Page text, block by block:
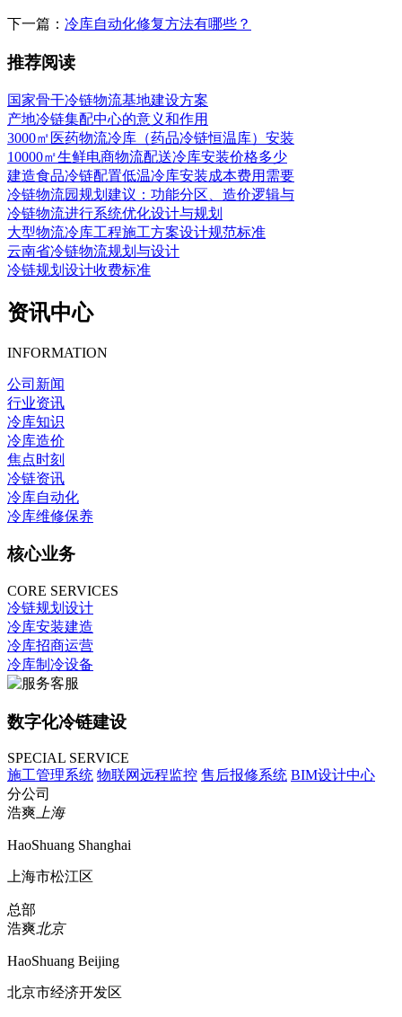
下一篇： 冷库自动化修复方法有哪些？
推荐阅读
国家骨干冷链物流基地建设方案
产地冷链集配中心的意义和作用
3000㎡医药物流冷库（药品冷链恒温库）安装
10000㎡生鲜电商物流配送冷库安装价格多少
建造食品冷链配置低温冷库安装成本费用需要
冷链物流园规划建议：功能分区、造价逻辑与
冷链物流进行系统优化设计与规划
大型物流冷库工程施工方案设计规范标准
云南省冷链物流规划与设计
冷链规划设计收费标准
资讯中心
INFORMATION
公司新闻
行业资讯
冷库知识
冷库造价
焦点时刻
冷链资讯
冷库自动化
冷库维修保养
核心业务
CORE SERVICES
冷链规划设计
冷库安装建造
冷库招商运营
冷库制冷设备
数字化冷链建设
SPECIAL SERVICE
施工管理系统 物联网远程监控 售后报修系统 BIM设计中心
分公司
浩爽上海
HaoShuang Shanghai
上海市松江区
总部
浩爽北京
HaoShuang Beijing
北京市经济开发区